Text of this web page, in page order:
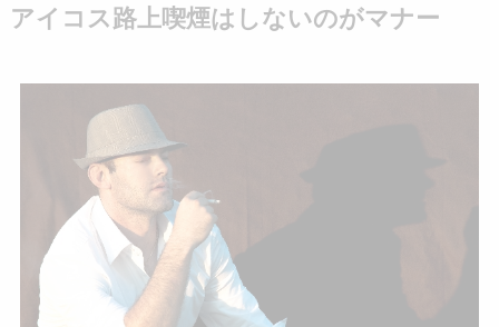
アイコス路上喫煙はしないのがマナー